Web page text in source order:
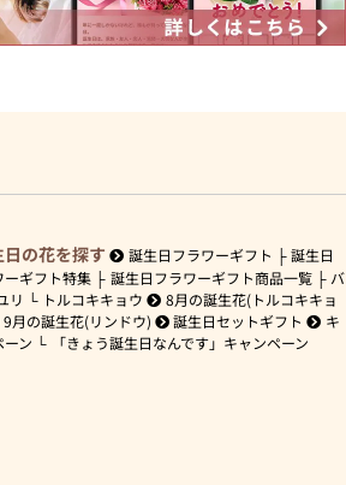
日の花を探す 誕生日フラワーギフト
誕生日
ーギフト特集
誕生日フラワーギフト商品一覧
バ
リ トルコキキョウ
8月の誕生花(トルコキキョ
9月の誕生花(リンドウ) 誕生日セットギフト
キ
ーン
「きょう誕生日なんです」キャンペーン